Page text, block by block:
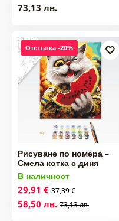
73,13 лв.
Отстъпка -20%
Рисуване по номера –
Смела котка с диня
В наличност
29,91 € 37,39 €
58,50 лв. 73,13 лв.